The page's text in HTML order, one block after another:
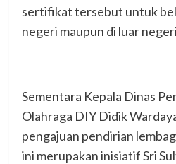
sertifikat tersebut untuk
negeri maupun di luar
Sementara Kepala Dinas
Olahraga DIY Didik
pengajuan pendirian
ini merupakan inisiatif Sri